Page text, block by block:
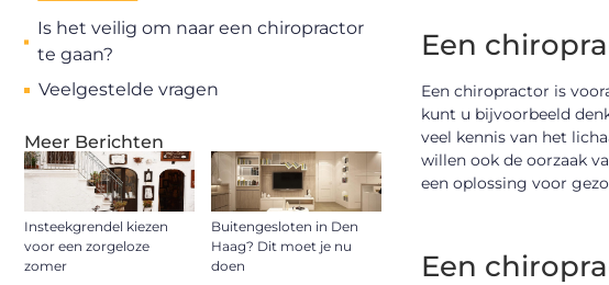
Is het veilig om naar een chiropractor
te gaan?
Veelgestelde vragen
Meer Berichten
Insteekgrendel kiezen
voor een zorgeloze
zomer
Buitengesloten in Den
Haag? Dit moet je nu
doen
Een
Een chiropractor is
kunt u bijvoorbeeld
veel kennis van het
willen ook de oorzaak
een oplossing voor
Een